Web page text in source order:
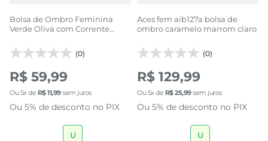
Bolsa de Ombro Feminina
Verde Oliva com Corrente
(0)
R$ 59,99
Ou5x de R$11,99sem juros
Ou 5% de desconto no PIX
U
Aces fem aib127a bolsa de
ombro caramelo marrom claro
(0)
R$ 129,99
Ou5x de R$25,99sem juros
Ou 5% de desconto no PIX
U